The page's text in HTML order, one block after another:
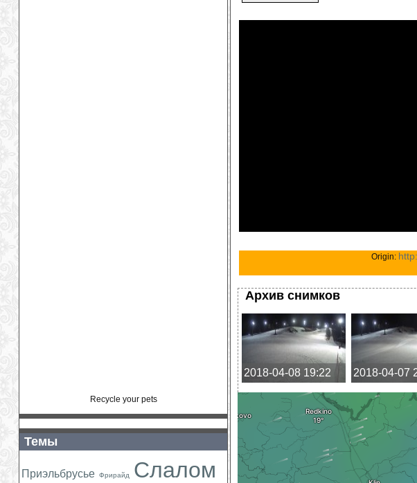
Recycle your pets
Темы
Приэльбрусье Фрирайд Слалом
Origin:
Архив снимков
2018-04-08 19:22 2018-04-07